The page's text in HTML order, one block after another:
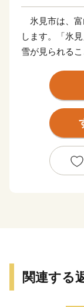
氷見市は、富
します。「氷
雪が見られる
いらっしゃる
線「新高岡駅
駅「氷見駅｣へ
道ファンなら
魚介類が一年
祥の地である
里山と里海の
関連する